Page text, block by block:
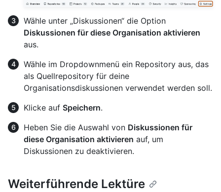
Wähle unter „Diskussionen“ die Option
Diskussionen für diese Organisation aktivieren
aus.
Wähle im Dropdownmenü ein Repository aus, das
als Quellrepository für deine
Organisationsdiskussionen verwendet werden soll.
Klicke auf Speichern.
Heben Sie die Auswahl von Diskussionen für
diese Organisation aktivieren auf, um
Diskussionen zu deaktivieren.
Weiterführende Lektüre